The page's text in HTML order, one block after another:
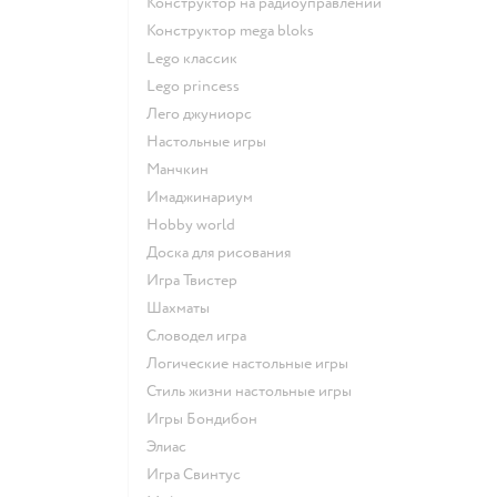
Конструктор mega bloks
Lego классик
Lego princess
Лего джуниорс
Настольные игры
Манчкин
Имаджинариум
Hobby world
Доска для рисования
Игра Твистер
Шахматы
Словодел игра
Логические настольные игры
Стиль жизни настольные игры
Игры Бондибон
Элиас
Игра Свинтус